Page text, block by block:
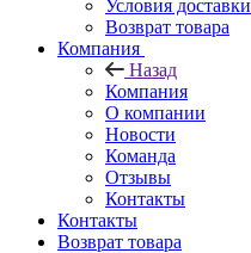
Условия доставки
Возврат товара
Компания
Назад
Компания
О компании
Новости
Команда
Отзывы
Контакты
Контакты
Возврат товара